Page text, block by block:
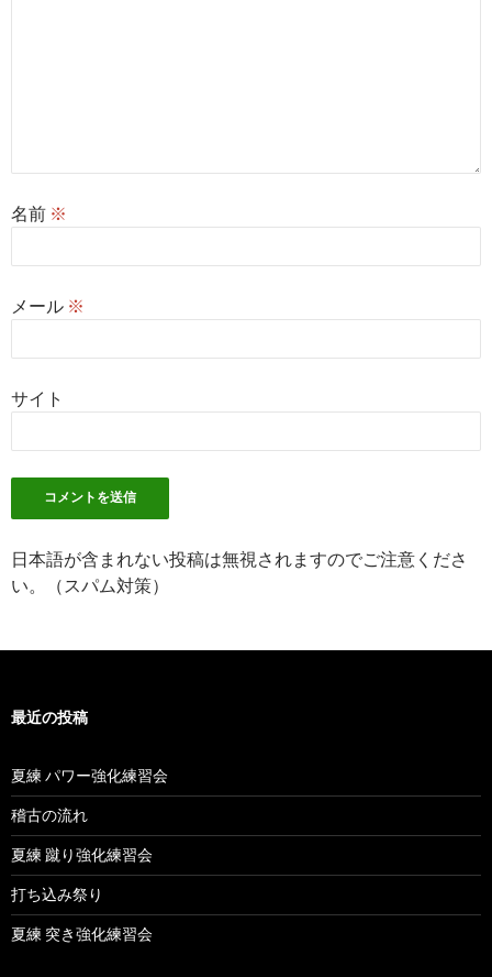
名前 ※
メール ※
サイト
日本語が含まれない投稿は無視されますのでご注意くださ
い。（スパム対策）
最近の投稿
夏練 パワー強化練習会
稽古の流れ
夏練 蹴り強化練習会
打ち込み祭り
夏練 突き強化練習会